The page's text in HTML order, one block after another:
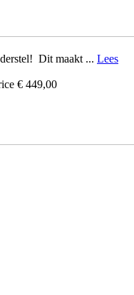
Dit maakt ... Lees
€ 449,00